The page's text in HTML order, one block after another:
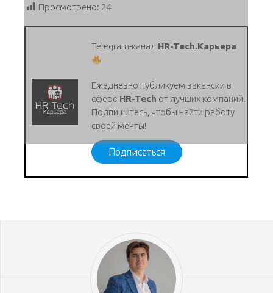
Просмотрено: 24
Telegram-канал HR-Tech.Карьера
Ежедневно публикуем вакансии в
сфере HR-Tech от лучших компаний.
Подпишитесь, чтобы найти работу
своей мечты!
Подписаться